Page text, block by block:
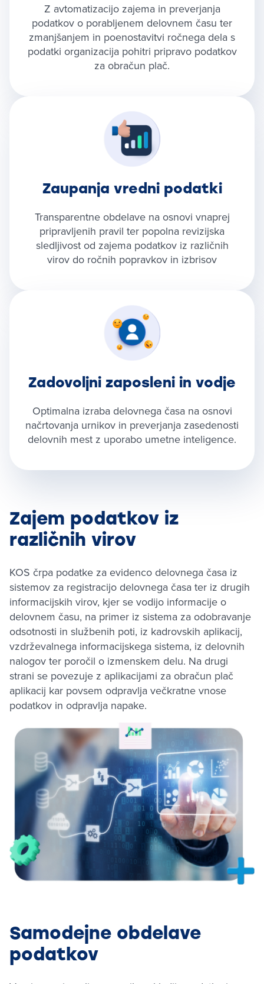
Z avtomatizacijo zajema in preverjanja
podatkov o porabljenem delovnem času ter
zmanjšanjem in poenostavitvi ročnega dela s
podatki organizacija pohitri pripravo podatkov
za obračun plač.
Zaupanja vredni podatki
Transparentne obdelave na osnovi vnaprej
pripravljenih pravil ter popolna revizijska
sledljivost od zajema podatkov iz različnih
virov do ročnih popravkov in izbrisov
Zadovoljni zaposleni in vodje
Optimalna izraba delovnega časa na osnovi
načrtovanja urnikov in preverjanja zasedenosti
delovnih mest z uporabo umetne inteligence.
Zajem podatkov iz
različnih virov
KOS črpa podatke za evidenco delovnega časa iz
sistemov za registracijo delovnega časa ter iz drugih
informacijskih virov, kjer se vodijo informacije o
delovnem času, na primer iz sistema za odobravanje
odsotnosti in službenih poti, iz kadrovskih aplikacij,
vzdrževalnega informacijskega sistema, iz delovnih
nalogov ter poročil o izmenskem delu. Na drugi
strani se povezuje z aplikacijami za obračun plač
aplikacij kar povsem odpravlja večkratne vnose
podatkov in odpravlja napake.
Samodejne obdelave
podatkov